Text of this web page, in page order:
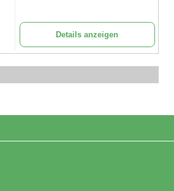
Details anzeigen